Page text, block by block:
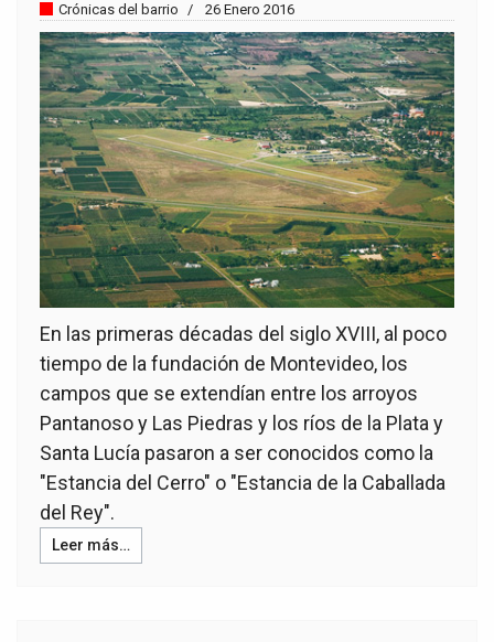
Crónicas del barrio 26 Enero 2016
En las primeras décadas del siglo XVIII, al poco
tiempo de la fundación de Montevideo, los
campos que se extendían entre los arroyos
Pantanoso y Las Piedras y los ríos de la Plata y
Santa Lucía pasaron a ser conocidos como la
"Estancia del Cerro" o "Estancia de la Caballada
del Rey".
Leer más…